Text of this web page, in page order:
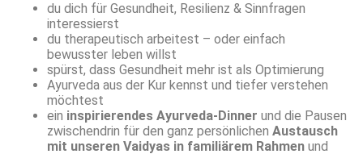
du dich für Gesundheit, Resilienz & Sinnfragen
interessierst
du therapeutisch arbeitest – oder einfach
bewusster leben willst
spürst, dass Gesundheit mehr ist als Optimierung
Ayurveda aus der Kur kennst und tiefer verstehen
möchtest
ein inspirierendes Ayurveda-Dinner und die Pausen
zwischendrin für den ganz persönlichen Austausch
mit unseren Vaidyas in familiärem Rahmen und